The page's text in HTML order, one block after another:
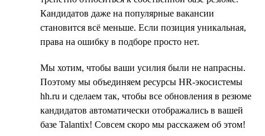
Кандидатов даже на популярные вакансии
становится всё меньше. Если позиция уникальная,
права на ошибку в подборе просто нет.
Мы хотим, чтобы ваши усилия были не напрасны.
Поэтому мы объединяем ресурсы HR-экосистемы
hh.ru и сделаем так, чтобы все обновления в резюме
кандидатов автоматически отображались в вашей
базе Talantix! Совсем скоро мы расскажем об этом!